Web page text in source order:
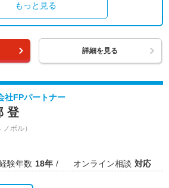
もっと見る
詳細を見る
社FPパートナー
登
ノボル）
験年数 18年 オンライン相談 対応